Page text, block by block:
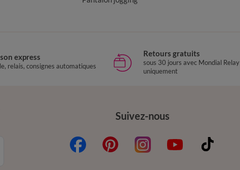
express
relais, consignes automatiques
Retours gratuits
sous 30 jours avec Mondial Relay
uniquement
Suivez-nous